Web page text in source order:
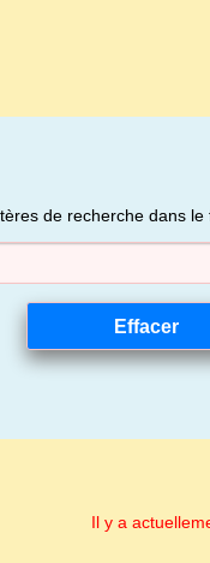
de recherche dans
Il y a